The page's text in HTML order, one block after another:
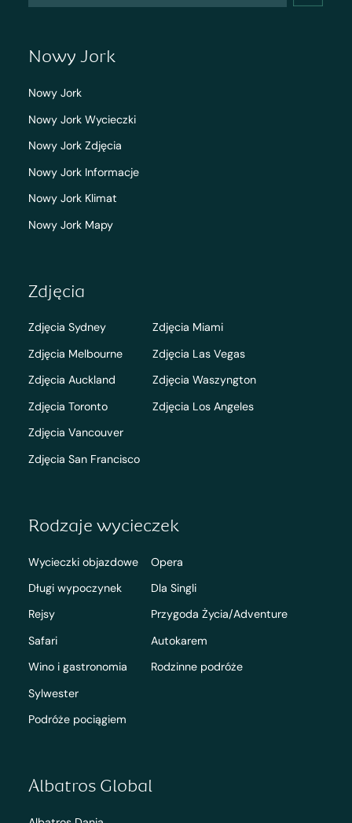
Nowy Jork
Nowy Jork
Nowy Jork Wycieczki
Nowy Jork Zdjęcia
Nowy Jork Informacje
Nowy Jork Klimat
Nowy Jork Mapy
Zdjęcia
Zdjęcia Sydney
Zdjęcia Melbourne
Zdjęcia Auckland
Zdjęcia Toronto
Zdjęcia Vancouver
Zdjęcia San Francisco
Zdjęcia Miami
Zdjęcia Las Vegas
Zdjęcia Waszyngton
Zdjęcia Los Angeles
Rodzaje wycieczek
Wycieczki objazdowe
Długi wypoczynek
Rejsy
Safari
Wino i gastronomia
Sylwester
Podróże pociągiem
Opera
Dla Singli
Przygoda Życia/Adventure
Autokarem
Rodzinne podróże
Albatros Global